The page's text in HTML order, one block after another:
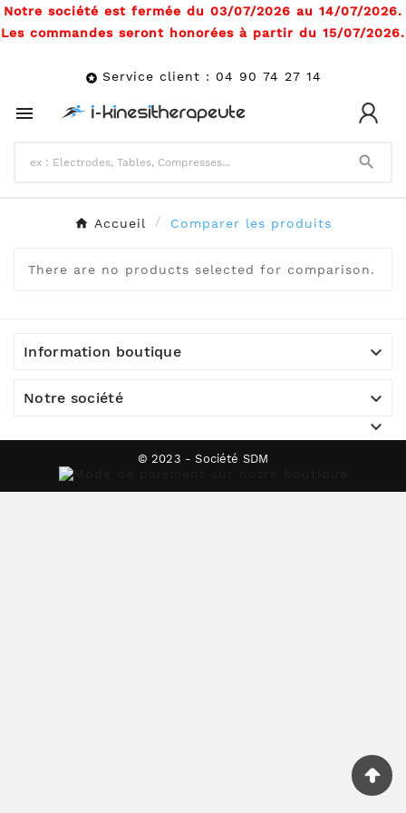
Notre société est fermée du 03/07/2026 au 14/07/2026.
Les commandes seront honorées à partir du 15/07/2026.
 Service client : 04 90 74 27 14


Accueil Comparer les produits
There are no products selected for comparison.
Information boutique 
Notre société


© 2023 - Société SDM